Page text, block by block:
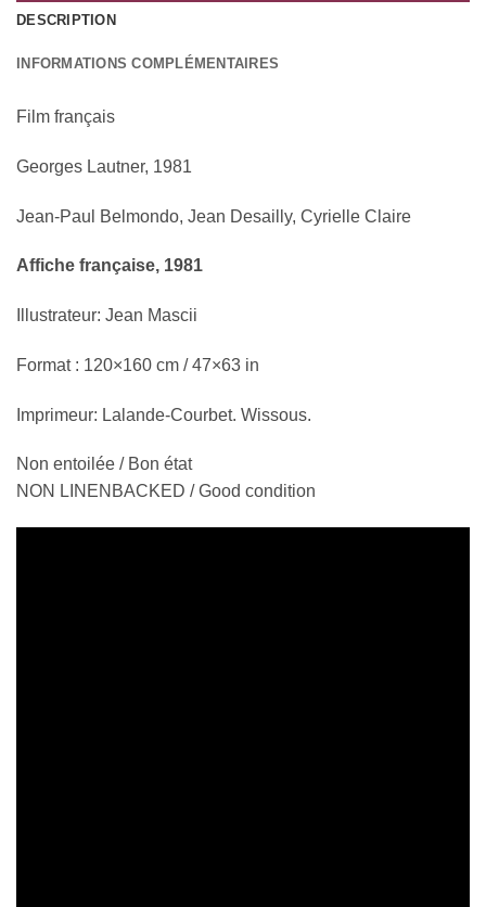
DESCRIPTION
INFORMATIONS COMPLÉMENTAIRES
Film français
Georges Lautner, 1981
Jean-Paul Belmondo, Jean Desailly, Cyrielle Claire
Affiche française, 1981
Illustrateur: Jean Mascii
Format : 120×160 cm / 47×63 in
Imprimeur: Lalande-Courbet. Wissous.
Non entoilée / Bon état
NON LINENBACKED / Good condition